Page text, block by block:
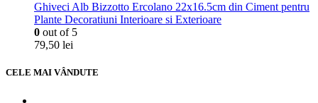
Ghiveci Alb Bizzotto Ercolano 22x16.5cm din Ciment pentru
Plante Decoratiuni Interioare si Exterioare
0 out of 5
79,50 lei
CELE MAI VÂNDUTE